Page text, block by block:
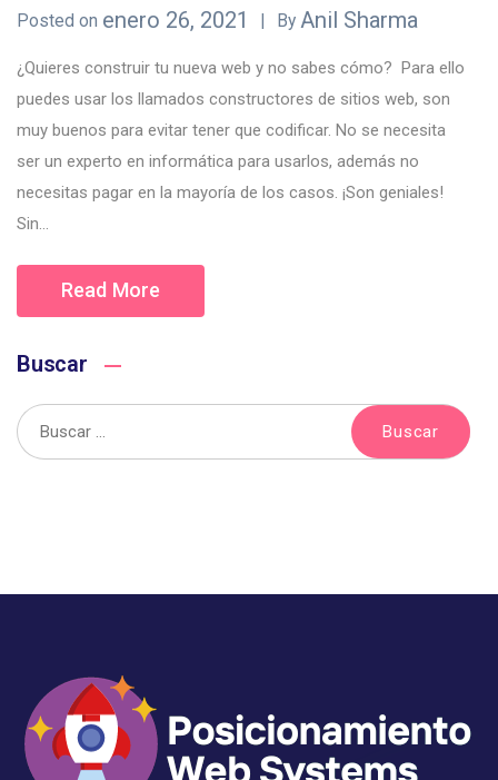
Posted on enero 26, 2021 By Anil Sharma
¿Quieres construir tu nueva web y no sabes cómo? Para ello
puedes usar los llamados constructores de sitios web, son
muy buenos para evitar tener que codificar. No se necesita
ser un experto en informática para usarlos, además no
necesitas pagar en la mayoría de los casos. ¡Son geniales!
Sin...
Read More
Buscar